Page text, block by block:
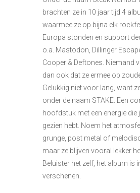
brachten ze in 10 jaar tijd 4
waarmee ze op bijna elk
Europa stonden en support
o.a. Mastodon, Dillinger
Cooper & Deftones. Niemand
dan ook dat ze ermee op
Gelukkig niet voor lang, want
onder de naam STAKE. Een
hoofdstuk met een energie die
gezien hebt. Noem het
grunge, post metal of
maar ze blijven vooral lekker
Beluister het zelf, het album is
verschenen.